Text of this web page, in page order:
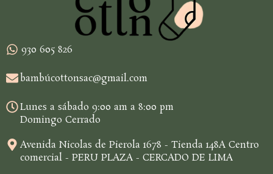
930 605 826
bambúcottonsac@gmail.com
Lunes a sábado 9:00 am a 8:00 pm
Domingo Cerrado
Avenida Nicolas de Pierola 1678 - Tienda 148A Centro
comercial - PERU PLAZA - CERCADO DE LIMA